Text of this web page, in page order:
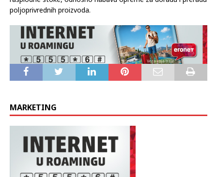
poljoprivrednih proizvoda.
MARKETING